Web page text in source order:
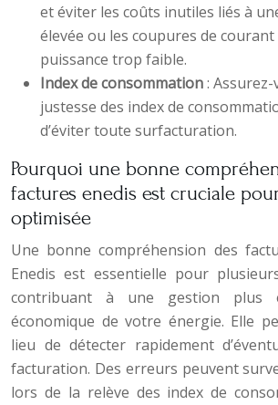
et éviter les coûts inutiles liés à
élevée ou les coupures de courant
puissance trop faible.
Index de consommation:
justesse des index de
d’éviter toute surfacturation.
Pourquoi une bonne
factures enedis est cruciale
optimisée
Une bonne compréhension des
Enedis est essentielle pour
contribuant à une gestion plus
économique de votre énergie. Elle
lieu de détecter rapidement
facturation. Des erreurs peuvent
lors de la relève des index de